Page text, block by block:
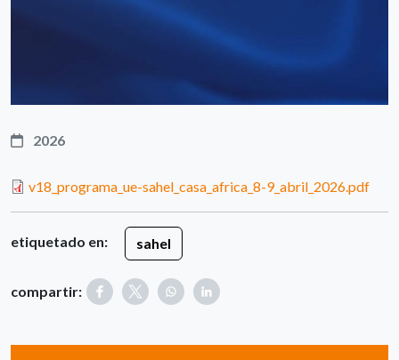
2026
v18_programa_ue-sahel_casa_africa_8-9_abril_2026.pdf
etiquetado en: sahel
compartir: